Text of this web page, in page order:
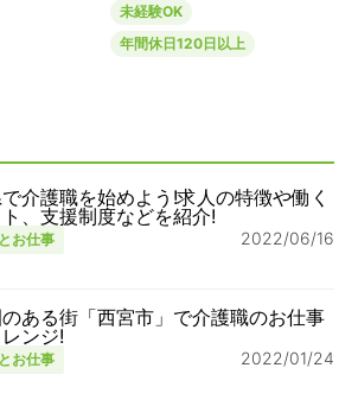
未経験OK
年間休日120日以上
介護職を始めよう!求人の特徴や働く
、支援制度などを紹介!
お仕事 2022/06/16
ある街「西宮市」で介護職のお仕事
ンジ!
お仕事 2022/01/24